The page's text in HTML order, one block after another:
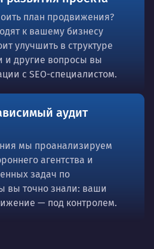
план продвижения?
к вашему бизнесу
улучшить в структуре
и другие вопросы вы
с SEO-специалистом.
аудит
мы проанализируем
агентства и
задач по
вы точно знали: ваши
— под контролем.